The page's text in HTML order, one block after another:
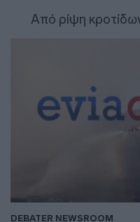
Από ρίψη
DEBATER NEWSROOM